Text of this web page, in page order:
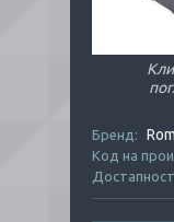
Бренд:
Код на